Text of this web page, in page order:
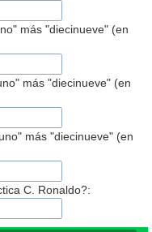
más "diecinueve" (en
más "diecinueve" (en
más "diecinueve" (en
C. Ronaldo?: